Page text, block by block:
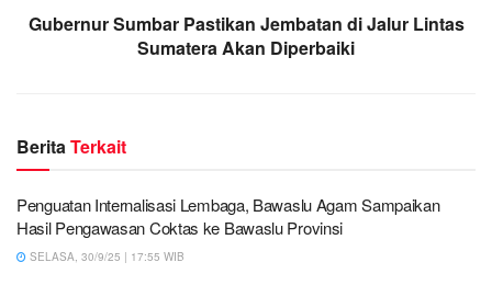
Gubernur Sumbar Pastikan Jembatan di Jalur Lintas
Sumatera Akan Diperbaiki
BeritaTerkait
Penguatan Internalisasi Lembaga, Bawaslu Agam Sampaikan
Hasil Pengawasan Coktas ke Bawaslu Provinsi
SELASA, 30/9/25 | 17:55 WIB